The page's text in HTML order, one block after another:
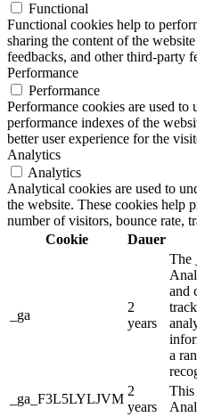
Functional
Functional cookies help to
sharing the content of the
feedbacks, and other third-party
Performance
Performance
Performance cookies are used to
performance indexes of the
better user experience for the
Analytics
Analytics
Analytical cookies are used to
the website. These cookies help
number of visitors, bounce rate,
Cookie
Dauer
_ga
2
years
The
and
a
_ga_F3L5LYLJVM
2
years
This